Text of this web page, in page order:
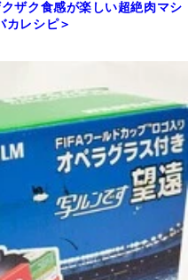
ザク食感が楽しい超絶肉マシ
カレシピ＞